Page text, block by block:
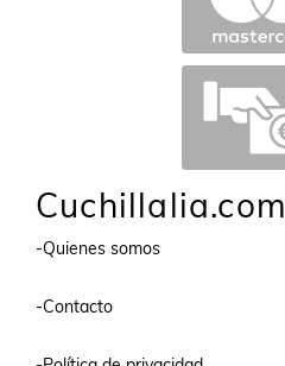
Cuchillalia.com
-Quienes somos
-Contacto